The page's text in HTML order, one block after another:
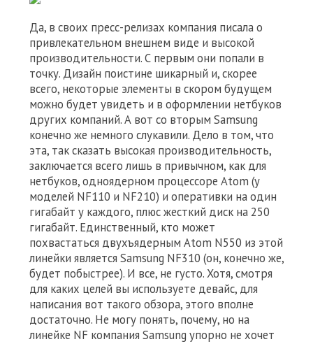
Да, в своих пресс-релизах компания писала о
привлекательном внешнем виде и высокой
производительности. С первым они попали в
точку. Дизайн поистине шикарный и, скорее
всего, некоторые элементы в скором будущем
можно будет увидеть и в оформлении нетбуков
других компаний. А вот со вторым Samsung
конечно же немного слукавили. Дело в том, что
эта, так сказать высокая производительность,
заключается всего лишь в привычном, как для
нетбуков, одноядерном процессоре Atom (у
моделей NF110 и NF210) и оперативки на один
гигабайт у каждого, плюс жесткий диск на 250
гигабайт. Единственный, кто может
похвастаться двухъядерным Atom N550 из этой
линейки является Samsung NF310 (он, конечно же,
будет побыстрее). И все, не густо. Хотя, смотря
для каких целей вы используете девайс, для
написания вот такого обзора, этого вполне
достаточно. Не могу понять, почему, но на
линейке NF компания Samsung упорно не хочет